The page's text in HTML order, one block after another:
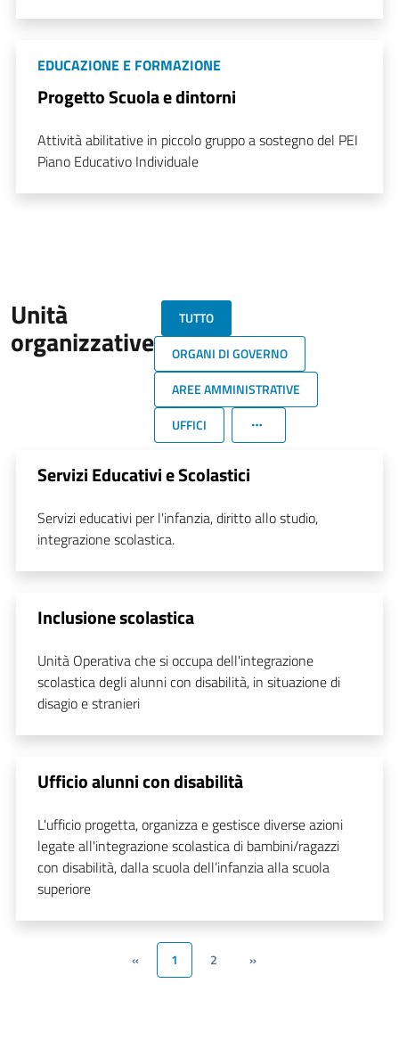
EDUCAZIONE E FORMAZIONE
Progetto Scuola e dintorni
Attività abilitative in piccolo gruppo a sostegno del PEI
Piano Educativo Individuale
Unità
organizzative
TUTTO
ORGANI DI GOVERNO
AREE AMMINISTRATIVE
UFFICI
Servizi Educativi e Scolastici
Servizi educativi per l'infanzia, diritto allo studio,
integrazione scolastica.
Inclusione scolastica
Unità Operativa che si occupa dell'integrazione
scolastica degli alunni con disabilità, in situazione di
disagio e stranieri
Ufficio alunni con disabilità
L'ufficio progetta, organizza e gestisce diverse azioni
legate all'integrazione scolastica di bambini/ragazzi
con disabilità, dalla scuola dell’infanzia alla scuola
superiore
« 1 2 »